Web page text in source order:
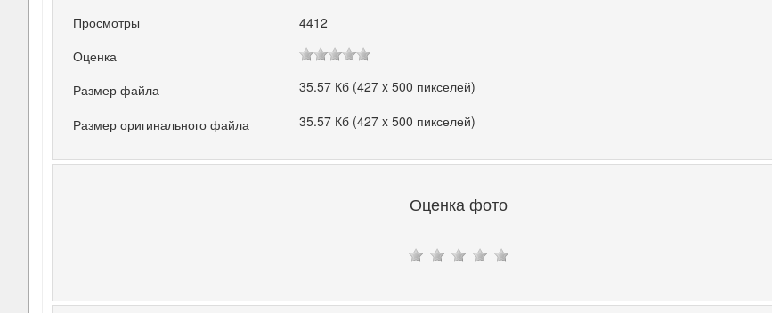
Просмотры
4412
Оценка
Размер файла
35.57 Кб (427 x 500 пикселей)
Размер оригинального файла 35.57 Кб (427 x 500 пикселей)
Оценка фото